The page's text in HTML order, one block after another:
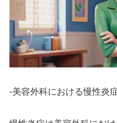
-美容外科における慢性炎